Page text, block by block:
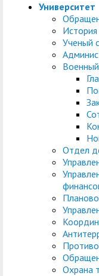
Университет
История
Ученый
Отдел
Охрана